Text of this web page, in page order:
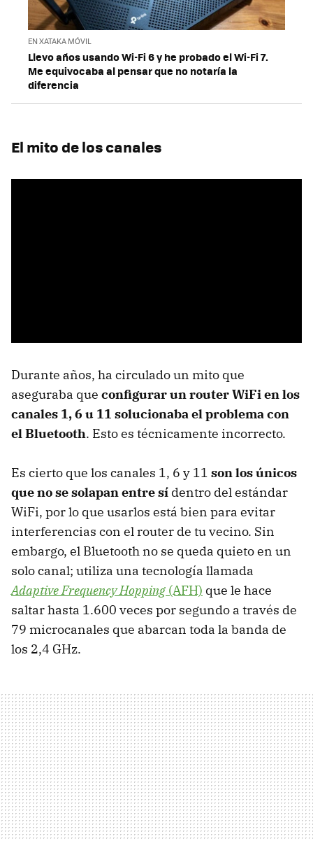
EN XATAKA MÓVIL
Llevo años usando Wi-Fi 6 y he probado el Wi-Fi 7.
Me equivocaba al pensar que no notaría la
diferencia
El mito de los canales
Durante años, ha circulado un mito que
aseguraba que configurar un router WiFi en los
canales 1, 6 u 11 solucionaba el problema con
el Bluetooth. Esto es técnicamente incorrecto.
Es cierto que los canales 1, 6 y 11 son los únicos
que no se solapan entre sí dentro del estándar
WiFi, por lo que usarlos está bien para evitar
interferencias con el router de tu vecino. Sin
embargo, el Bluetooth no se queda quieto en un
solo canal; utiliza una tecnología llamada
Adaptive Frequency Hopping (AFH) que le hace
saltar hasta 1.600 veces por segundo a través de
79 microcanales que abarcan toda la banda de
los 2,4 GHz.